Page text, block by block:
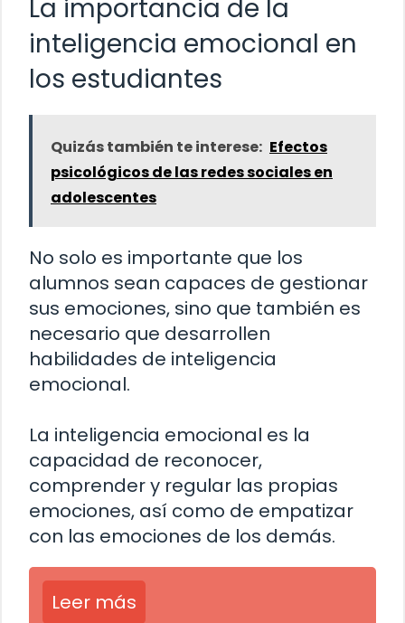
La importancia de la
inteligencia emocional en
los estudiantes
Quizás también te interese: Efectos
psicológicos de las redes sociales en
adolescentes
No solo es importante que los
alumnos sean capaces de gestionar
sus emociones, sino que también es
necesario que desarrollen
habilidades de inteligencia
emocional.
La inteligencia emocional es la
capacidad de reconocer,
comprender y regular las propias
emociones, así como de empatizar
con las emociones de los demás.
Leer más